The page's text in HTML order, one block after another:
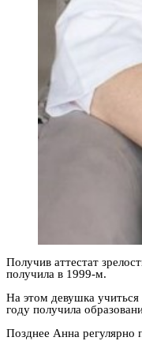
Получив аттестат
получила в 1999-м.
На этом девушка
году получила
Позднее Анна регулярно